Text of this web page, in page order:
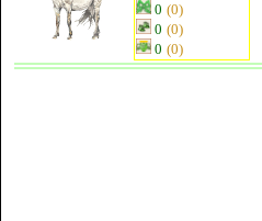
0 (0)
0 (0)
0 (0)